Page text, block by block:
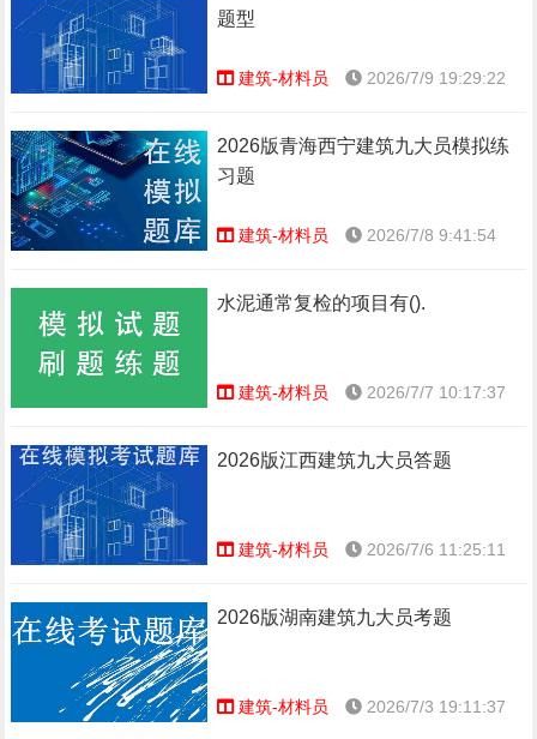
题型
建筑-材料员 2026/7/9 19:29:22
2026版青海西宁建筑九大员模拟练
习题
建筑-材料员 2026/7/8 9:41:54
水泥通常复检的项目有().
建筑-材料员 2026/7/7 10:17:37
2026版江西建筑九大员答题
建筑-材料员 2026/7/6 11:25:11
2026版湖南建筑九大员考题
建筑-材料员 2026/7/3 19:11:37